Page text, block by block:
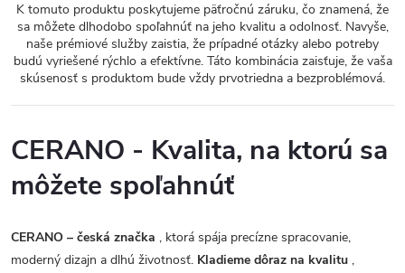
K tomuto produktu poskytujeme päťročnú záruku, čo znamená, že
sa môžete dlhodobo spoľahnúť na jeho kvalitu a odolnosť. Navyše,
naše prémiové služby zaistia, že prípadné otázky alebo potreby
budú vyriešené rýchlo a efektívne. Táto kombinácia zaisťuje, že vaša
skúsenosť s produktom bude vždy prvotriedna a bezproblémová.
CERANO - Kvalita, na ktorú sa
môžete spoľahnúť
CERANO – česká značka , ktorá spája precízne spracovanie,
moderný dizajn a dlhú životnosť. Kladieme dôraz na kvalitu ,